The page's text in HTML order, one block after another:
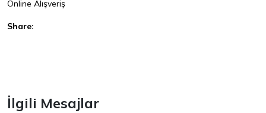
Online Alışveriş
Share:
İlgili Mesajlar